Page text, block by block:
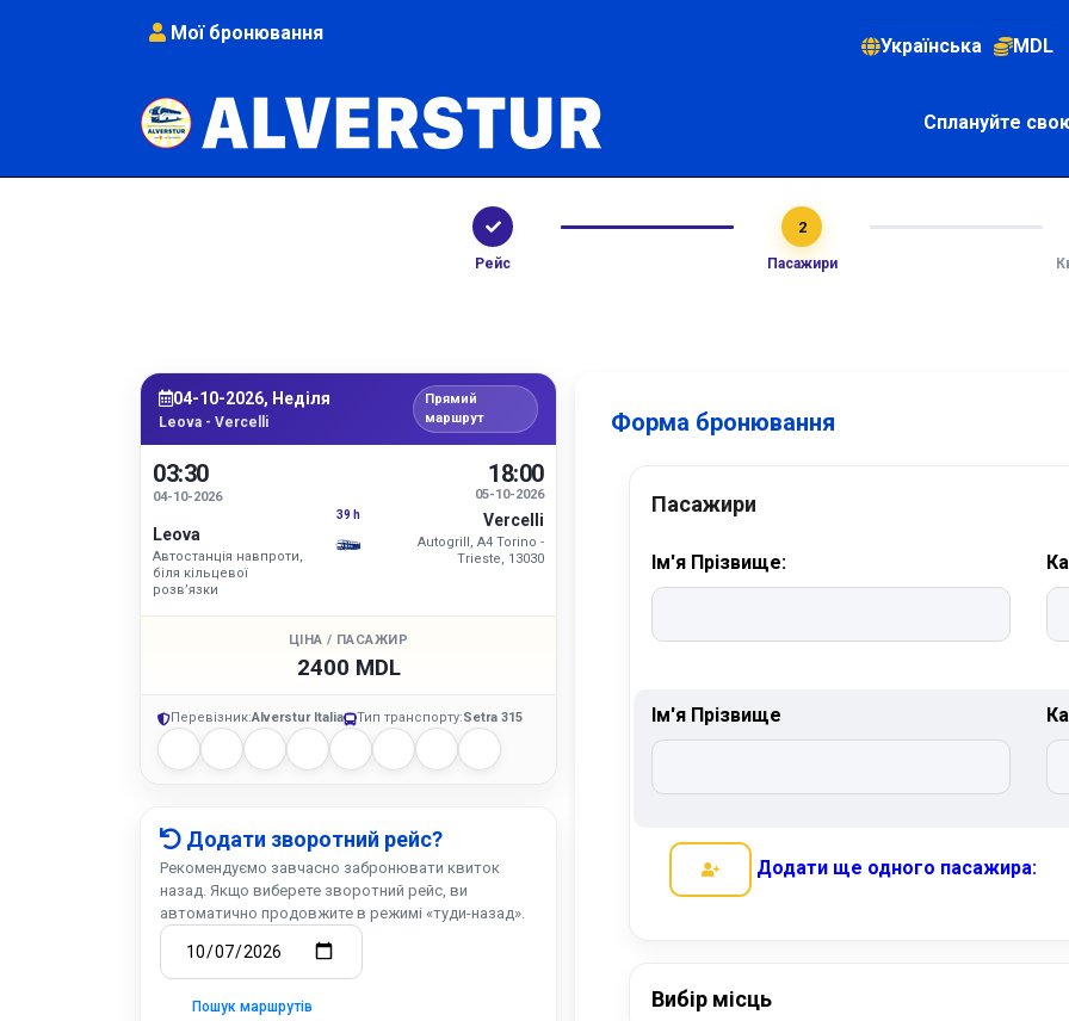
Мої бронювання
Українська MDL
Сплануйте
Рейс
2
Пасажири
04-10-2026, Неділя
Leova - Vercelli
Прямий
маршрут
03:30
04-10-2026
Leova
Автостанція навпроти,
біля кільцевої
розв’язки
39 h
05-10-2026
18:00
Vercelli
Autogrill, A4 Torino -
Trieste, 13030
ЦІНА / ПАСАЖИР
2400 MDL
Перевізник:Alverstur Italia Тип транспорту:Setra 315
Додати зворотний рейс?
Рекомендуємо завчасно забронювати квиток
назад. Якщо виберете зворотний рейс, ви
автоматично продовжите в режимі «туди-назад».
Пошук маршрутів
Форма бронювання
Пасажири
Ім'я Прізвище:
Ім'я Прізвище
Додати ще одного пасажира:
Вибір місць